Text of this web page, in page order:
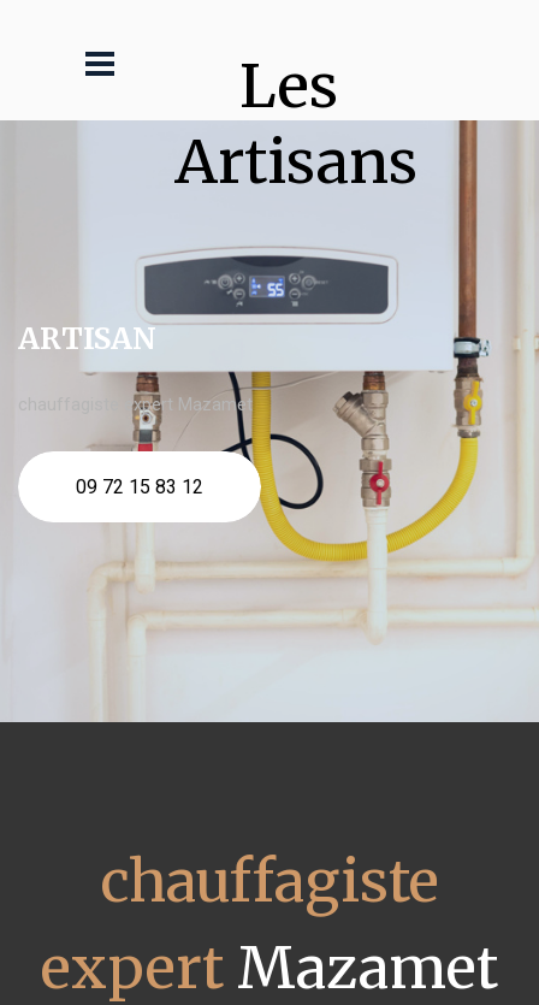
Les
Artisans
ARTISAN
chauffagiste expert Mazamet
09 72 15 83 12
chauffagiste
expertMazamet